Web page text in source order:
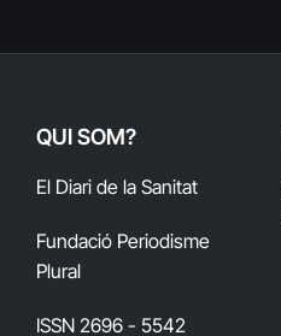
QUI SOM?
El Diari de la Sanitat
Fundació Periodisme
Plural
ISSN 2696 - 5542